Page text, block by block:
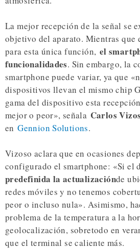
La mejor recepción de la señal se
objetivo del aparato. Mientras que
para esta única función, el
funcionalidades. Sin embargo, la
smartphone puede variar, ya que
dispositivos llevan el mismo chip
gama del dispositivo esta
mejor o peor», señala Carlos
enGennion Solutions.
Vizoso aclara que en ocasiones
configurado el smartphone: «Si el
predefinida la actualizaciónde
redes móviles y no tenemos
peor o incluso nula». Asimismo,
problema de la temperatura a la
geolocalización, sobretodo en
que el terminal se caliente más.